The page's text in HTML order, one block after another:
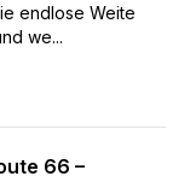
endlose Weite
we...
66 –